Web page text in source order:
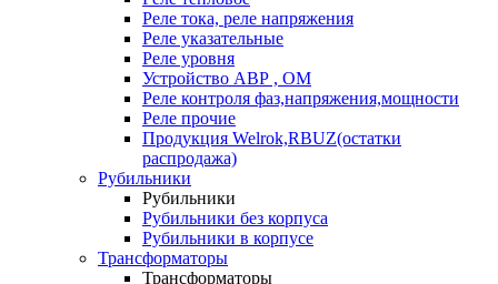
Реле тока, реле напряжения
Реле указательные
Реле уровня
Устройство АВР , ОМ
Реле контроля фаз,напряжения,мощности
Реле прочие
Продукция Welrok,RBUZ(остатки
распродажа)
Рубильники
Рубильники
Рубильники без корпуса
Рубильники в корпусе
Трансформаторы
Трансформаторы